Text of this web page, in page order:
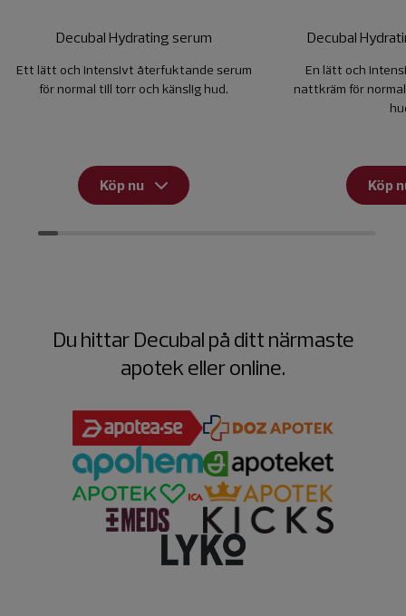
Decubal Hydrating serum
Ett lätt och intensivt återfuktande serum
för normal till torr och känslig hud.
Köp nu
Decubal
En lätt och
nattkräm för
Köp
Du hittar Decubal på ditt närmaste
apotek eller online.